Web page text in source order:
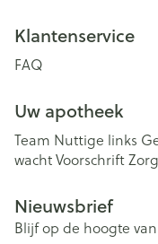
Klantenservice
FAQ
Uw apotheek
Team Nuttige links
wachtVoorschrift
Nieuwsbrief
Blijf op de hoogte